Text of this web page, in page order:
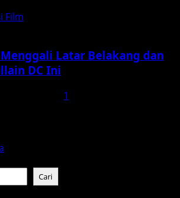
Film
Latar Belakang dan
DC Ini
1
Clayface
Cari